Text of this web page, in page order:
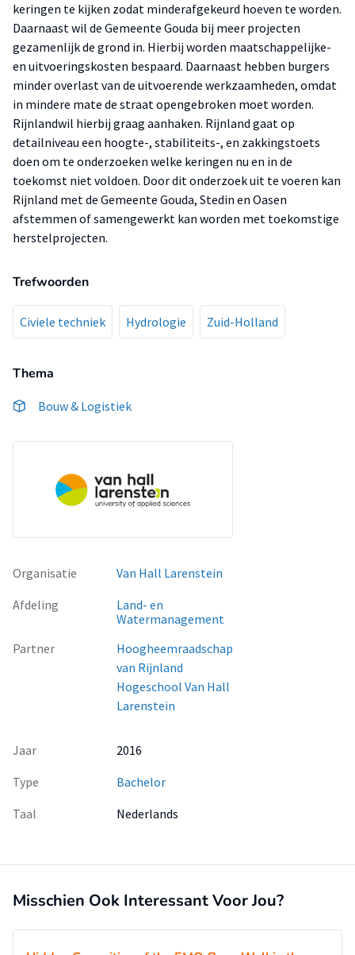
keringen te kijken zodat minderafgekeurd hoeven te worden.
Daarnaast wil de Gemeente Gouda bij meer projecten
gezamenlijk de grond in. Hierbij worden maatschappelijke-
en uitvoeringskosten bespaard. Daarnaast hebben burgers
minder overlast van de uitvoerende werkzaamheden, omdat
in mindere mate de straat opengebroken moet worden.
Rijnlandwil hierbij graag aanhaken. Rijnland gaat op
detailniveau een hoogte-, stabiliteits-, en zakkingstoets
doen om te onderzoeken welke keringen nu en in de
toekomst niet voldoen. Door dit onderzoek uit te voeren kan
Rijnland met de Gemeente Gouda, Stedin en Oasen
afstemmen of samengewerkt kan worden met toekomstige
herstelprojecten.
Trefwoorden
Civiele techniek Hydrologie Zuid-Holland
Thema
Bouw & Logistiek
Organisatie
Van Hall Larenstein
Afdeling
Land- en
Watermanagement
Partner
Hoogheemraadschap
van Rijnland
Hogeschool Van Hall
Larenstein
Jaar
2016
Type
Bachelor
Taal
Nederlands
Misschien Ook Interessant Voor Jou?